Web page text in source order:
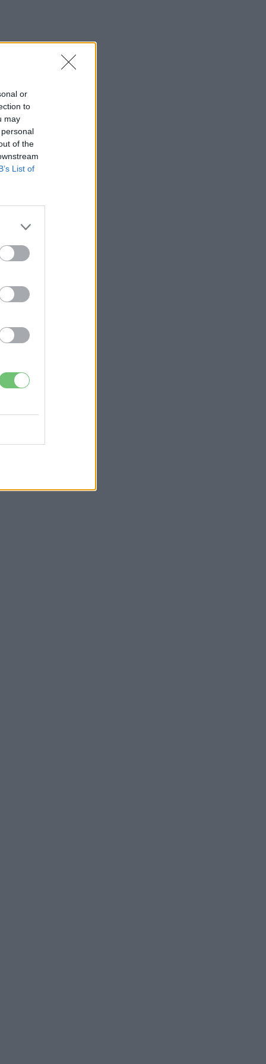
or
to
may
of the
List of